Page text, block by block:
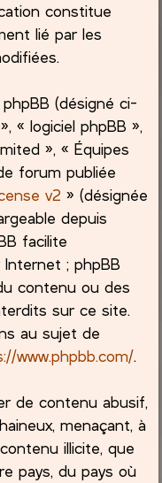
constitue
lié par les
(désigné ci-
« logiciel phpBB »,
», « Équipes
forum publiée
v2 » (désignée
depuis
facilite
; phpBB
contenu ou des
sur ce site.
au sujet de
www.phpbb.com/.
de contenu abusif,
menaçant, à
illicite, que
pays, du pays où